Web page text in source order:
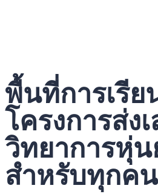
พื้นที่การเรีย
โครงการส่ง
วิทยาการหุ่
สำหรับทุกคน